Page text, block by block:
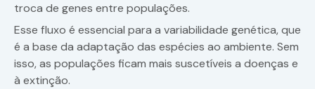
troca de genes entre populações.
Esse fluxo é essencial para a variabilidade genética, que
é a base da adaptação das espécies ao ambiente. Sem
isso, as populações ficam mais suscetíveis a doenças e
à extinção.